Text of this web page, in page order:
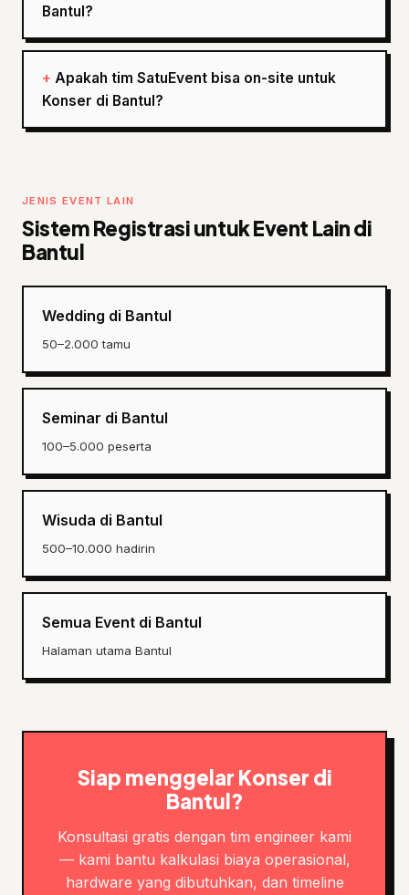
Bantul?
Apakah tim SatuEvent bisa on-site untuk
Konser di Bantul?
JENIS EVENT LAIN
Sistem Registrasi untuk Event Lain di
Bantul
Wedding di Bantul
50–2.000 tamu
Seminar di Bantul
100–5.000 peserta
Wisuda di Bantul
500–10.000 hadirin
Semua Event di Bantul
Halaman utama Bantul
Siap menggelar Konser di
Bantul?
Konsultasi gratis dengan tim engineer kami
— kami bantu kalkulasi biaya operasional,
hardware yang dibutuhkan, dan timeline